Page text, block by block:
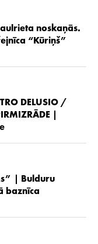
noskaņās.
“Kūriņš”
DELUSIO /
|
| Bulduru
baznīca